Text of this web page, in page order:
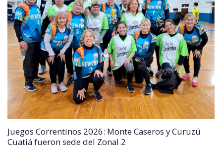
Juegos Correntinos 2026: Monte Caseros y Curuzú
Cuatiá fueron sede del Zonal 2